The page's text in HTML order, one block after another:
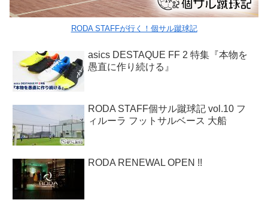
RODA STAFFが行く！個サル蹴球記
asics DESTAQUE FF 2 特集『本物を
愚直に作り続ける』
RODA STAFF個サル蹴球記 vol.10 フ
ィルーラ フットサルベース 大船
RODA RENEWAL OPEN !!